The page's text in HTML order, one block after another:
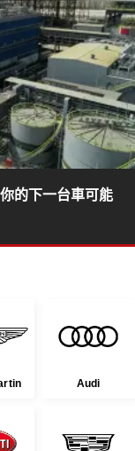
的下一台車可能
Audi